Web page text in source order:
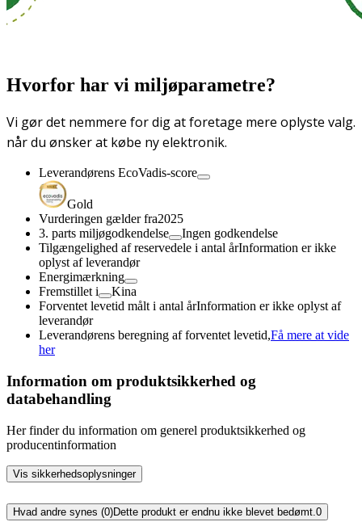
Hvorfor har vi miljøparametre?
Vi gør det nemmere for dig at foretage mere oplyste valg.
når du ønsker at købe ny elektronik.
Leverandørens EcoVadis-score
Gold
Vurderingen gælder fra2025
3. parts miljøgodkendelse
Ingen godkendelse
Tilgængelighed af reservedele i antal årInformation er ikke
oplyst af leverandør
Energimærkning
Fremstillet i
Kina
Forventet levetid målt i antal årInformation er ikke oplyst af
leverandør
Leverandørens beregning af forventet levetid,Få mere at vide
her
Information om produktsikkerhed og
databehandling
Her finder du information om generel produktsikkerhed og
producentinformation
Vis sikkerhedsoplysninger
Hvad andre synes (0)Dette produkt er endnu ikke blevet bedømt. 0